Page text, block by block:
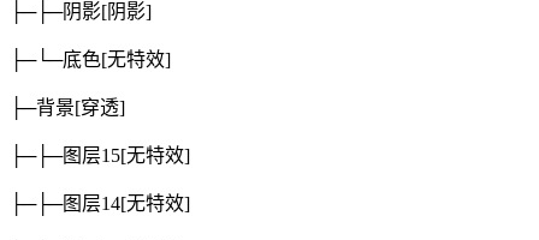
├─├─阴影[阴影]
├─└─底色[无特效]
├─背景[穿透]
├─├─图层15[无特效]
├─├─图层14[无特效]